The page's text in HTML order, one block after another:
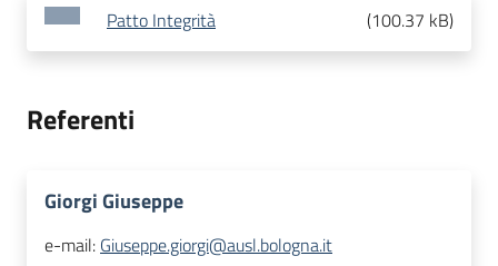
Patto Integrità (100.37 kB)
Referenti
Giorgi Giuseppe
e-mail: Giuseppe.giorgi@ausl.bologna.it